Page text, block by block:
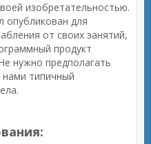
изобретательностью.
опубликован для
от своих занятий,
продукт
нужно предполагать
типичный